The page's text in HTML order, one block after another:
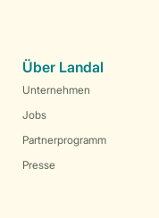
Über Landal
Unternehmen
Jobs
Partnerprogramm
Presse